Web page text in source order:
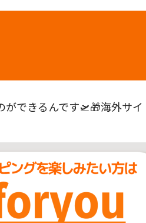
ができるんです🛫🎁海外サ